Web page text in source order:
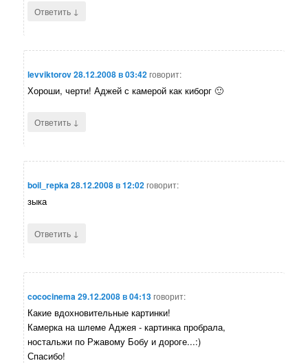
Ответить ↓
levviktorov28.12.2008 в 03:42говорит:
Хороши, черти! Аджей с камерой как киборг 🙂
Ответить ↓
boil_repka28.12.2008 в 12:02говорит:
зыка
Ответить ↓
cococinema29.12.2008 в 04:13говорит:
Какие вдохновительные картинки!
Камерка на шлеме Аджея - картинка пробрала,
ностальжи по Ржавому Бобу и дороге...:)
Спасибо!